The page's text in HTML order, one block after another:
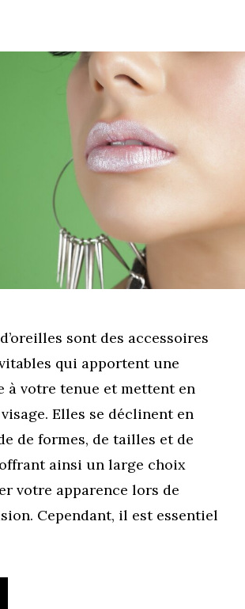
sont des accessoires
qui apportent une
à votre tenue et mettent en
Elles se déclinent en
de formes, de tailles et de
ainsi un large choix
votre apparence lors de
Cependant, il est essentiel